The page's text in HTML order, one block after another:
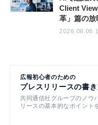
Client
革」篇の放
2026.08.06
広報初心者のための
プレスリリースの書
共同通信社グループのノウ
リースの基本的なポイント